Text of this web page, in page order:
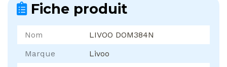
Fiche produit
Nom
LIVOO DOM384N
Marque
Livoo